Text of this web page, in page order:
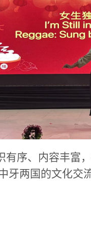
有序、内容丰富
牙两国的文化交